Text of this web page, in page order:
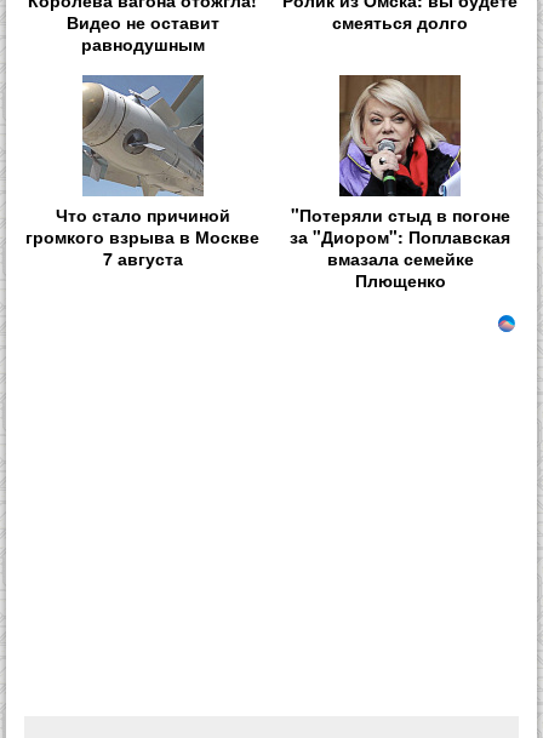
Видео не оставит
равнодушным
смеяться долго
Что стало причиной
громкого взрыва в Москве
7 августа
"Потеряли стыд в погоне
за "Диором": Поплавская
вмазала семейке
Плющенко